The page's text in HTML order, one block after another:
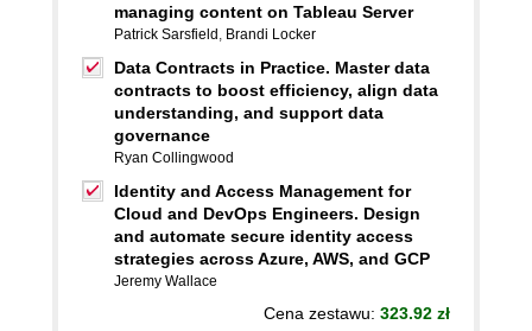
managing content on Tableau Server
Patrick Sarsfield , Brandi Locker
Data Contracts in Practice. Master data
contracts to boost efficiency, align data
understanding, and support data
governance
Ryan Collingwood
Identity and Access Management for
Cloud and DevOps Engineers. Design
and automate secure identity access
strategies across Azure, AWS, and GCP
Jeremy Wallace
Cena zestawu: 323.92 zł